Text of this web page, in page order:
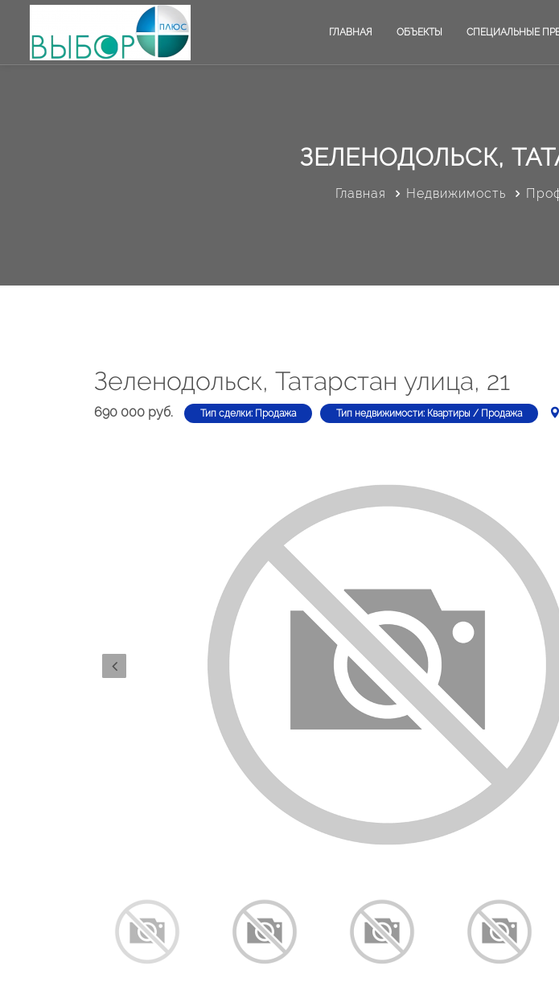
ГЛАВНАЯ ОБЪЕКТЫ СПЕЦИАЛЬНЫЕ
ЗЕЛЕНОДОЛЬСК,
Главная Недвижимость
Зеленодольск, Татарстан улица, 21
690 000 руб. Тип сделки: Продажа Тип недвижимости: Квартиры / Продажа